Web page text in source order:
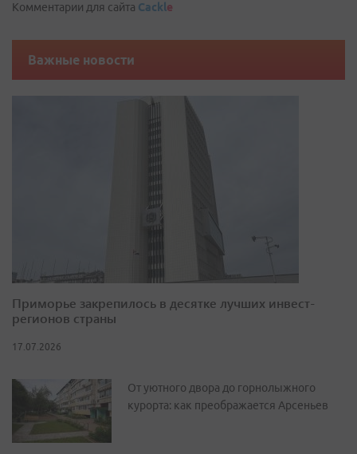
Комментарии для сайта Cackle
Важные новости
Приморье закрепилось в десятке лучших инвест-
регионов страны
17.07.2026
От уютного двора до горнолыжного
курорта: как преображается Арсеньев